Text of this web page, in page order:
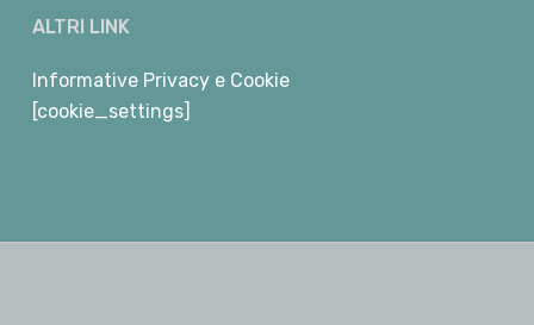
ALTRI LINK
Informative Privacy e Cookie
[cookie_settings]